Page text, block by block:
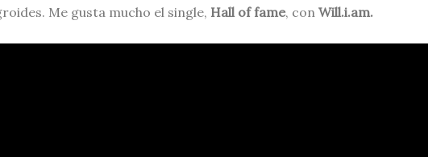
Me gusta mucho el single, Hall of fame, con Will.i.am.